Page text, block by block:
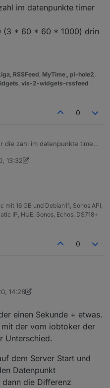
mit 0 möglich.
im datenpunkte timer
(3 * 60 * 60 * 1000) drin
, RSSFeed, MyTime,, pi-hole2,
, vis-2-widgets-rssfeed
0
die zahl im datenpunkte timer
(3 * 60 * 60 * 1000) drin
13:32
16 GB und Debian11, Sonos API,
IP, HUE, Sonos, Echos, DS718+
0
14:28
einen Sekunde + etwas.
mit der vom iobtoker der
Unterschied.
dem Server Start und
Datenpunkt
die Differenz